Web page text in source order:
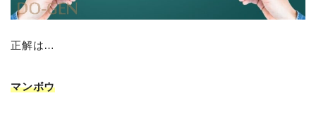
正解は…
マンボウ